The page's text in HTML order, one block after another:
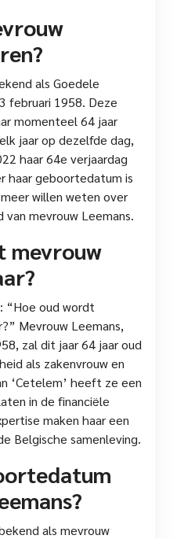
als Goedele
februari 1958. Deze
momenteel 64 jaar
jaar op dezelfde dag,
haar 64e verjaardag
haar geboortedatum is
willen weten over
mevrouw Leemans.
mevrouw
“Hoe oud wordt
Mevrouw Leemans,
zal dit jaar 64 jaar oud
als zakenvrouw en
‘Cetelem’ heeft ze een
in de financiële
maken haar een
Belgische samenleving.
als mevrouw